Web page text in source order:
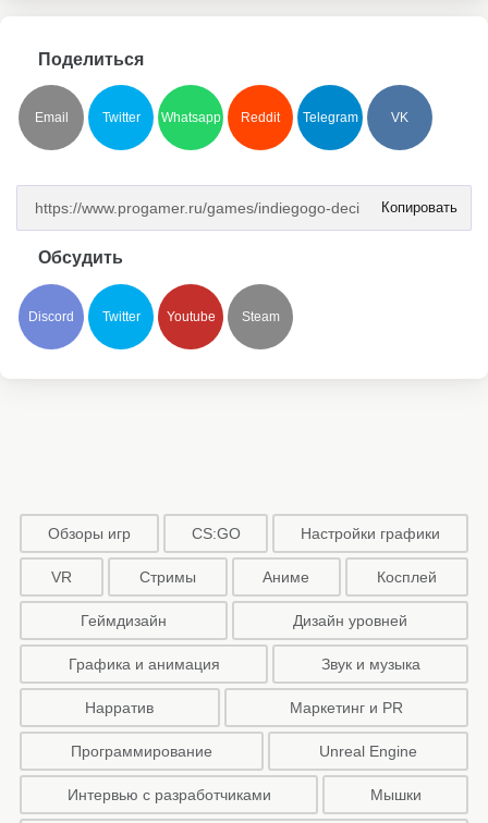
Поделиться
Email Twitter Whatsapp Reddit Telegram VK
Копировать
Обсудить
Discord Twitter Youtube Steam
Обзоры игр CS:GO Настройки графики
VR Стримы Аниме Косплей
Геймдизайн Дизайн уровней
Графика и анимация Звук и музыка
Нарратив Маркетинг и PR
Программирование Unreal Engine
Интервью с разработчиками Мышки